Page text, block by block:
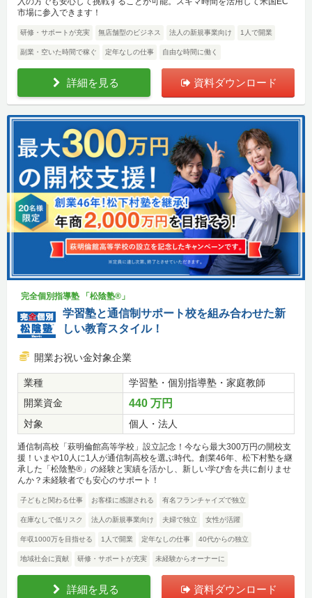
市場に参入できます！
研修・サポートが充実 無店舗型のビジネス 法人の新規事業向け 1人で開業
副業・空いた時間で稼ぐ 定年なしの仕事 自由な時間に働く
詳細を見る 資料ダウンロード
完全個別指導塾 「松陰塾®」
学習塾と通信制サポート校を組み合わせた新
しい教育スタイル！
開業お祝い金対象企業
業種
学習塾・個別指導塾・家庭教師
開業資金
440 万円
対象 個人・法人
通信制高校「萩明倫館高等学校」設立記念！今なら最大300万円の開校支
援！いまや10人に1人が通信制高校を選ぶ時代。創業46年、松下村塾を継
承した「松陰塾®」の経験と実績を活かし、新しい学び舎を共に創りませ
んか？未経験者でも安心のサポート！
子どもと関わる仕事 お客様に感謝される 有名フランチャイズで独立
在庫なしで低リスク 法人の新規事業向け 夫婦で独立 女性が活躍
年収1000万を目指せる 1人で開業 定年なしの仕事 40代からの独立
地域社会に貢献 研修・サポートが充実 未経験からオーナーに
詳細を見る 資料ダウンロード